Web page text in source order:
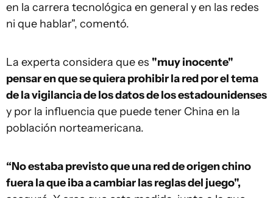
en la carrera tecnológica en general y en las redes
ni que hablar", comentó.
La experta considera que es "muy inocente"
pensar en que se quiera prohibir la red por el tema
de la vigilancia de los datos de los estadounidenses
y por la influencia que puede tener China en la
población norteamericana.
“No estaba previsto que una red de origen chino
fuera la que iba a cambiar las reglas del juego",